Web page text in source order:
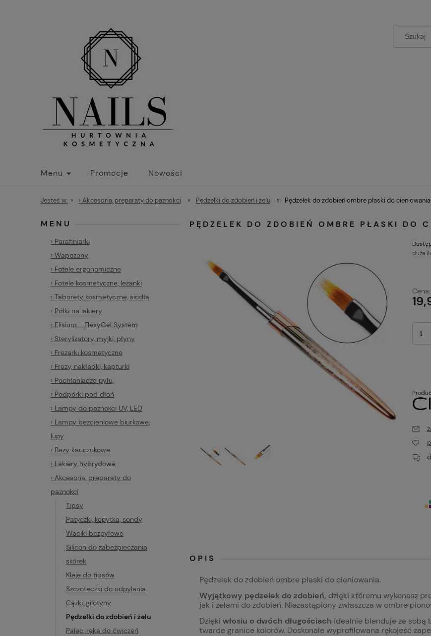
Menu Promocje Nowości
Jesteś w: » › Akcesoria, preparaty do paznokci » Pędzelki do zdobień i żelu » Pędzelek do zdobień ombre płaski do
MENU
› Parafiniarki
› Wapozony
› Fotele ergonomiczne
› Fotele kosmetyczne, leżanki
› Taborety kosmetyczne, siodła
› Półki na lakiery
› Elisium - FlexyGel System
› Sterylizatory, myjki, płyny
› Frezarki kosmetyczne
› Frezy, nakładki, kapturki
› Pochłaniacze pyłu
› Podpórki pod dłoń
› Lampy do paznokci UV, LED
› Lampy bezcieniowe biurkowe,
lupy
› Bazy kauczukowe
› Lakiery hybrydowe
› Akcesoria, preparaty do
paznokci
Tipsy
Patyczki, kopytka, sondy
Waciki bezpyłowe
Silicon do zabezpieczania
skórek
Kleje do tipsów
Szczoteczki do odpylania
Cążki, gilotyny
Pędzelki do zdobień i żelu
Palec, ręka do ćwiczeń
PĘDZELEK DO ZDOBIEŃ OMBRE PŁASKI DO
duża
Cena:
OPIS
Pędzelek do zdobień ombre płaski do cieniowania.
Wyjątkowy pędzelek do zdobień, dzięki któremu wykonasz
jak i żelami do zdobień. Niezastąpiony zwłaszcza w ombre
Dzięki włosiu o dwóch długościach idealnie blenduje ze sobą
twarde granice kolorów. Doskonale wyprofilowana rękojeść